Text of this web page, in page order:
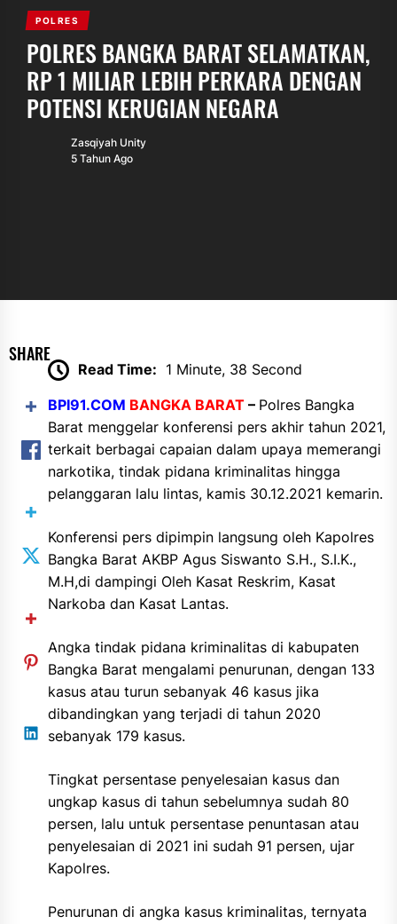
POLRES
POLRES BANGKA BARAT SELAMATKAN,
RP 1 MILIAR LEBIH PERKARA DENGAN
POTENSI KERUGIAN NEGARA
Zasqiyah Unity
5 Tahun Ago
SHARE
Read Time: 1 Minute, 38 Second
BPI91.COM BANGKA BARAT – Polres Bangka
Barat menggelar konferensi pers akhir tahun 2021,
terkait berbagai capaian dalam upaya memerangi
narkotika, tindak pidana kriminalitas hingga
pelanggaran lalu lintas, kamis 30.12.2021 kemarin.
Konferensi pers dipimpin langsung oleh Kapolres
Bangka Barat AKBP Agus Siswanto S.H., S.I.K.,
M.H,di dampingi Oleh Kasat Reskrim, Kasat
Narkoba dan Kasat Lantas.
Angka tindak pidana kriminalitas di kabupaten
Bangka Barat mengalami penurunan, dengan 133
kasus atau turun sebanyak 46 kasus jika
dibandingkan yang terjadi di tahun 2020
sebanyak 179 kasus.
Tingkat persentase penyelesaian kasus dan
ungkap kasus di tahun sebelumnya sudah 80
persen, lalu untuk persentase penuntasan atau
penyelesaian di 2021 ini sudah 91 persen, ujar
Kapolres.
Penurunan di angka kasus kriminalitas, ternyata